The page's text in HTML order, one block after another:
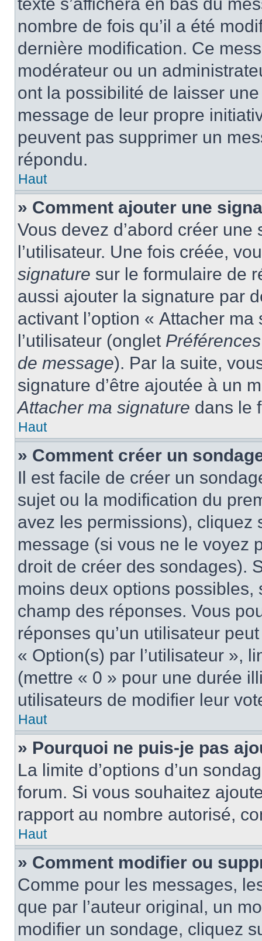
nombre de fois qu’il a été
dernière modification. Ce
modérateur ou un
ont la possibilité de laisser
message de leur propre
peuvent pas supprimer un
répondu.
Haut
» Comment ajouter une
Vous devez d’abord créer
l’utilisateur. Une fois créée,
signature sur le formulaire de
aussi ajouter la signature par
activant l’option « Attacher
l’utilisateur (onglet
de message). Par la suite,
signature d’être ajoutée à un
Attacher ma signature dans le
Haut
» Comment créer un
Il est facile de créer un
sujet ou la modification du
avez les permissions), cliquez
message (si vous ne le voyez
droit de créer des sondages).
moins deux options
champ des réponses. Vous
réponses qu’un utilisateur
« Option(s) par l’utilisateur »,
(mettre « 0 » pour une durée
utilisateurs de modifier leur
Haut
» Pourquoi ne puis-je pas
La limite d’options d’un
forum. Si vous souhaitez
rapport au nombre autorisé,
Haut
» Comment modifier ou
Comme pour les messages,
que par l’auteur original, un
modifier un sondage, cliquez